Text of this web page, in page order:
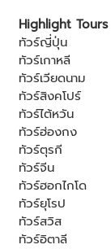
Highlight Tours
ทัวร์ญี่ปุ่น
ทัวร์เกาหลี
ทัวร์เวียดนาม
ทัวร์สิงคโปร์
ทัวร์ไต้หวัน
ทัวร์ฮ่องกง
ทัวร์ตุรกี
ทัวร์จีน
ทัวร์ฮอกไกโด
ทัวร์ยุโรป
ทัวร์สวิส
ทัวร์อิตาลี